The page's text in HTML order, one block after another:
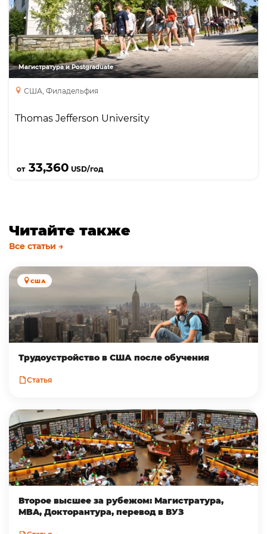
Магистратура и Postgraduate
США, Филадельфия
Thomas Jefferson University
от33,360 USD/год
Магистратура
MBA
Читайте также
Все статьи →
США
Трудоустройство в CША после обучения
Статья
Второе высшее за рубежом: Магистратура,
MBA, Докторантура, перевод в ВУЗ